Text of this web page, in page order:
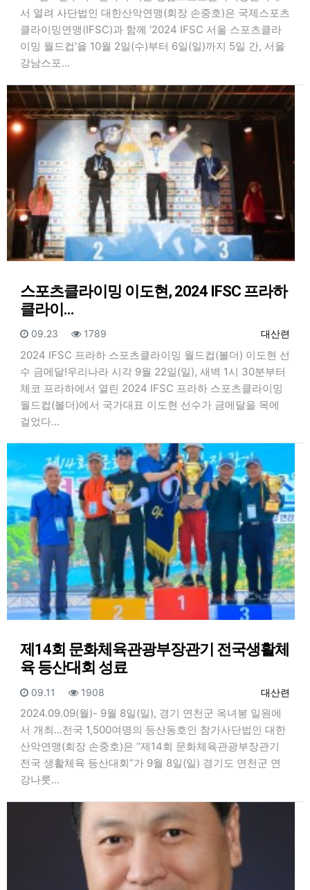
서 열려 사단법인 대한산악연맹(회장 손중호)은 국제스포츠
클라이밍연맹(IFSC)과 함께 '2024 IFSC 서울 스포츠클라
이밍 월드컵'을 10월 2일(수)부터 6일(일)까지 5일 간, 서울
강남스포…
스포츠클라이밍 이도현, 2024 IFSC 프라하
클라이…
등록자
대산련
등록일
09.23 조회
1789
2024 IFSC 프라하 스포츠클라이밍 월드컵(볼더) 이도현 선
수 금메달!우리나라 시각 9월 22일(일), 새벽 1시 30분부터
체코 프라하에서 열린 2024 IFSC 프라하 스포츠클라이밍
월드컵(볼더)에서 국가대표 이도현 선수가 금메달을 목에
걸었다…
제14회 문화체육관광부장관기 전국생활체
육 등산대회 성료
등록자
대산련
등록일
09.11 조회
1908
2024.09.09(월)- 9월 8일(일), 경기 연천군 옥녀봉 일원에
서 개최...전국 1,500여명의 등산동호인 참가사단법인 대한
산악연맹(회장 손중호)은 “제14회 문화체육관광부장관기
전국 생활체육 등산대회”가 9월 8일(일) 경기도 연천군 연
강나룻…